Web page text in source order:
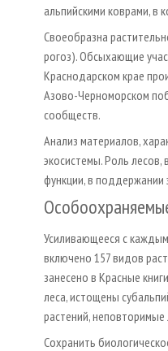
альпийскими коврами, в
Своеобразна
рогоз). Обсыхающие
Краснодарском крае
Азово-Черноморском
сообществ.
Анализ материалов,
экосистемы. Роль
функции, в поддержании
Усиливающееся с
включено 157 видов
занесено в Красные
леса, истощены
растений,
Сохранить